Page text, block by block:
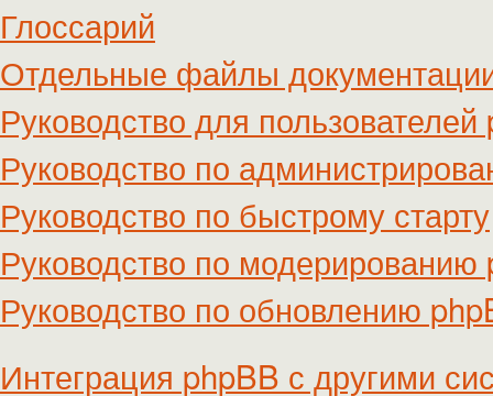
Глоссарий
Отдельные файлы
Руководство для пользователей
Руководство по
Руководство по быстрому старту
Руководство по модерированию
Руководство по обновлению
Интеграция phpBB с другими